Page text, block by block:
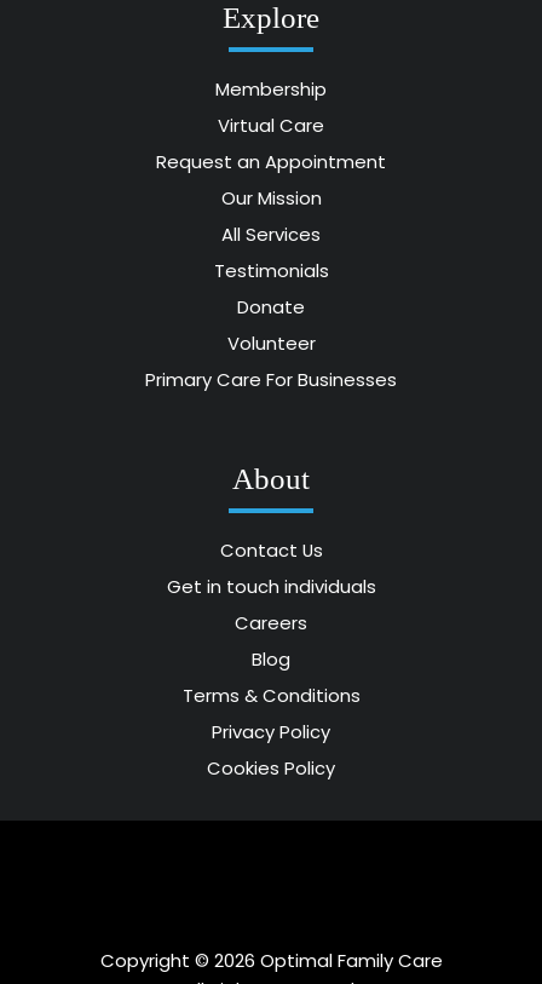
Explore
Membership
Virtual Care
Request an Appointment
Our Mission
All Services
Testimonials
Donate
Volunteer
Primary Care For Businesses
About
Contact Us
Get in touch individuals
Careers
Blog
Terms & Conditions
Privacy Policy
Cookies Policy
Copyright © 2026 Optimal Family Care